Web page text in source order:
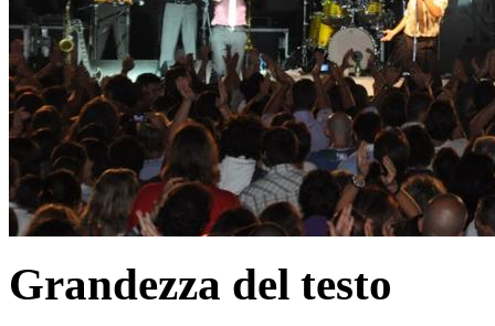
Grandezza del testo